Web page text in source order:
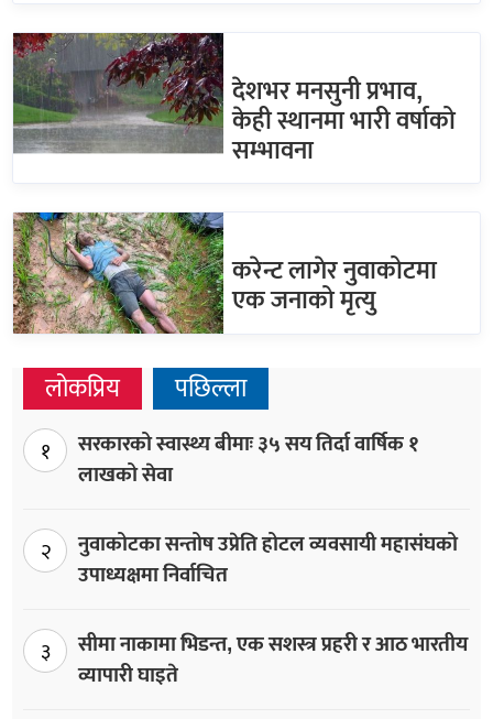
देशभर मनसुनी प्रभाव,
केही स्थानमा भारी वर्षाको
सम्भावना
करेन्ट लागेर नुवाकोटमा
एक जनाको मृत्यु
लोकप्रिय पछिल्ला
१
सरकारको स्वास्थ्य बीमाः ३५ सय तिर्दा वार्षिक १
लाखको सेवा
२
नुवाकोटका सन्तोष उप्रेति होटल व्यवसायी महासंघको
उपाध्यक्षमा निर्वाचित
३
सीमा नाकामा भिडन्त, एक सशस्त्र प्रहरी र आठ भारतीय
व्यापारी घाइते